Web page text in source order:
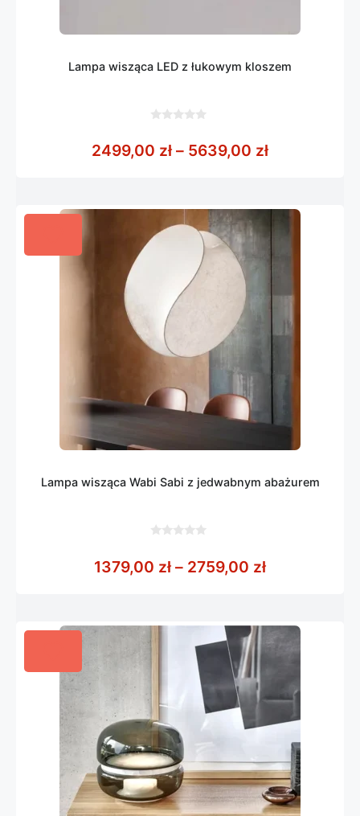
Lampa wisząca LED z łukowym kloszem
5
2499,00 zł – 5639,00 złZakres cen:
Lampa wisząca Wabi Sabi z jedwabnym abażurem
5
1379,00 zł – 2759,00 złZakres cen: